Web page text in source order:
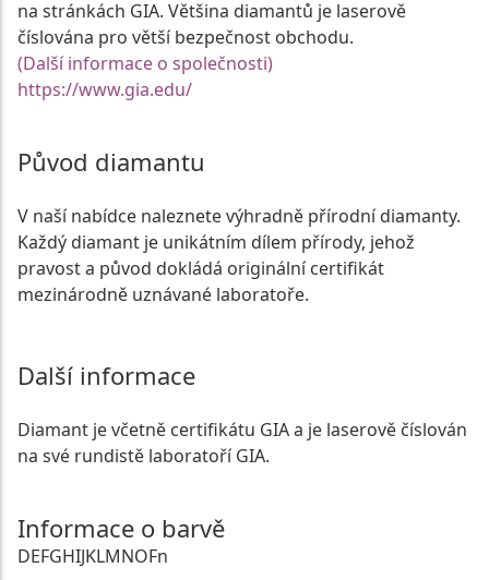
na stránkách GIA. Většina diamantů je laserově
číslována pro větší bezpečnost obchodu.
(Další informace o společnosti)
https://www.gia.edu/
Původ diamantu
V naší nabídce naleznete výhradně přírodní diamanty.
Každý diamant je unikátním dílem přírody, jehož
pravost a původ dokládá originální certifikát
mezinárodně uznávané laboratoře.
Další informace
Diamant je včetně certifikátu GIA a je laserově číslován
na své rundistě laboratoří GIA.
Informace o barvě
DEFGHIJKLMNOFn